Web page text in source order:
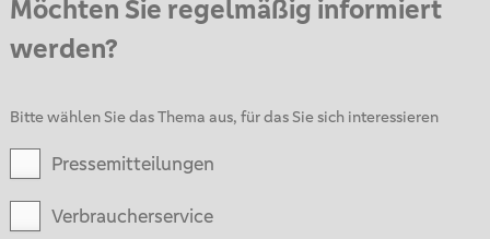
Möchten Sie regelmäßig informiert
werden?
Bitte wählen Sie das Thema aus, für das Sie sich interessieren
Pressemitteilungen
Verbraucherservice